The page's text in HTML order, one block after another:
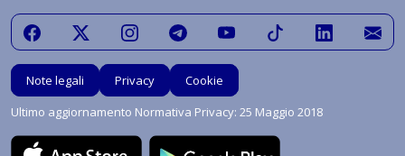
Note legali Privacy
Cookie
Ultimo aggiornamento Normativa Privacy: 25 Maggio 2018